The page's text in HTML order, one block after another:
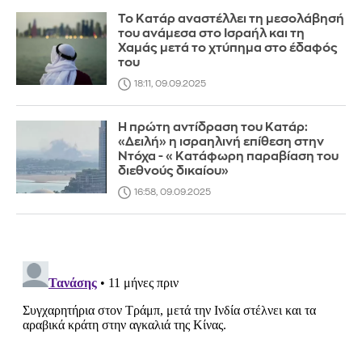
Το Κατάρ αναστέλλει τη μεσολάβησή
του ανάμεσα στο Ισραήλ και τη
Χαμάς μετά το χτύπημα στο έδαφός
του
18:11, 09.09.2025
Η πρώτη αντίδραση του Κατάρ:
«Δειλή» η ισραηλινή επίθεση στην
Ντόχα - «Κατάφωρη παραβίαση του
διεθνούς δικαίου»
16:58, 09.09.2025